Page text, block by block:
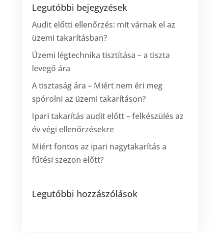
Legutóbbi bejegyzések
Audit előtti ellenőrzés: mit várnak el az
üzemi takarításban?
Üzemi légtechnika tisztítása – a tiszta
levegő ára
A tisztaság ára – Miért nem éri meg
spórolni az üzemi takarításon?
Ipari takarítás audit előtt – felkészülés az
év végi ellenőrzésekre
Miért fontos az ipari nagytakarítás a
fűtési szezon előtt?
Legutóbbi hozzászólások